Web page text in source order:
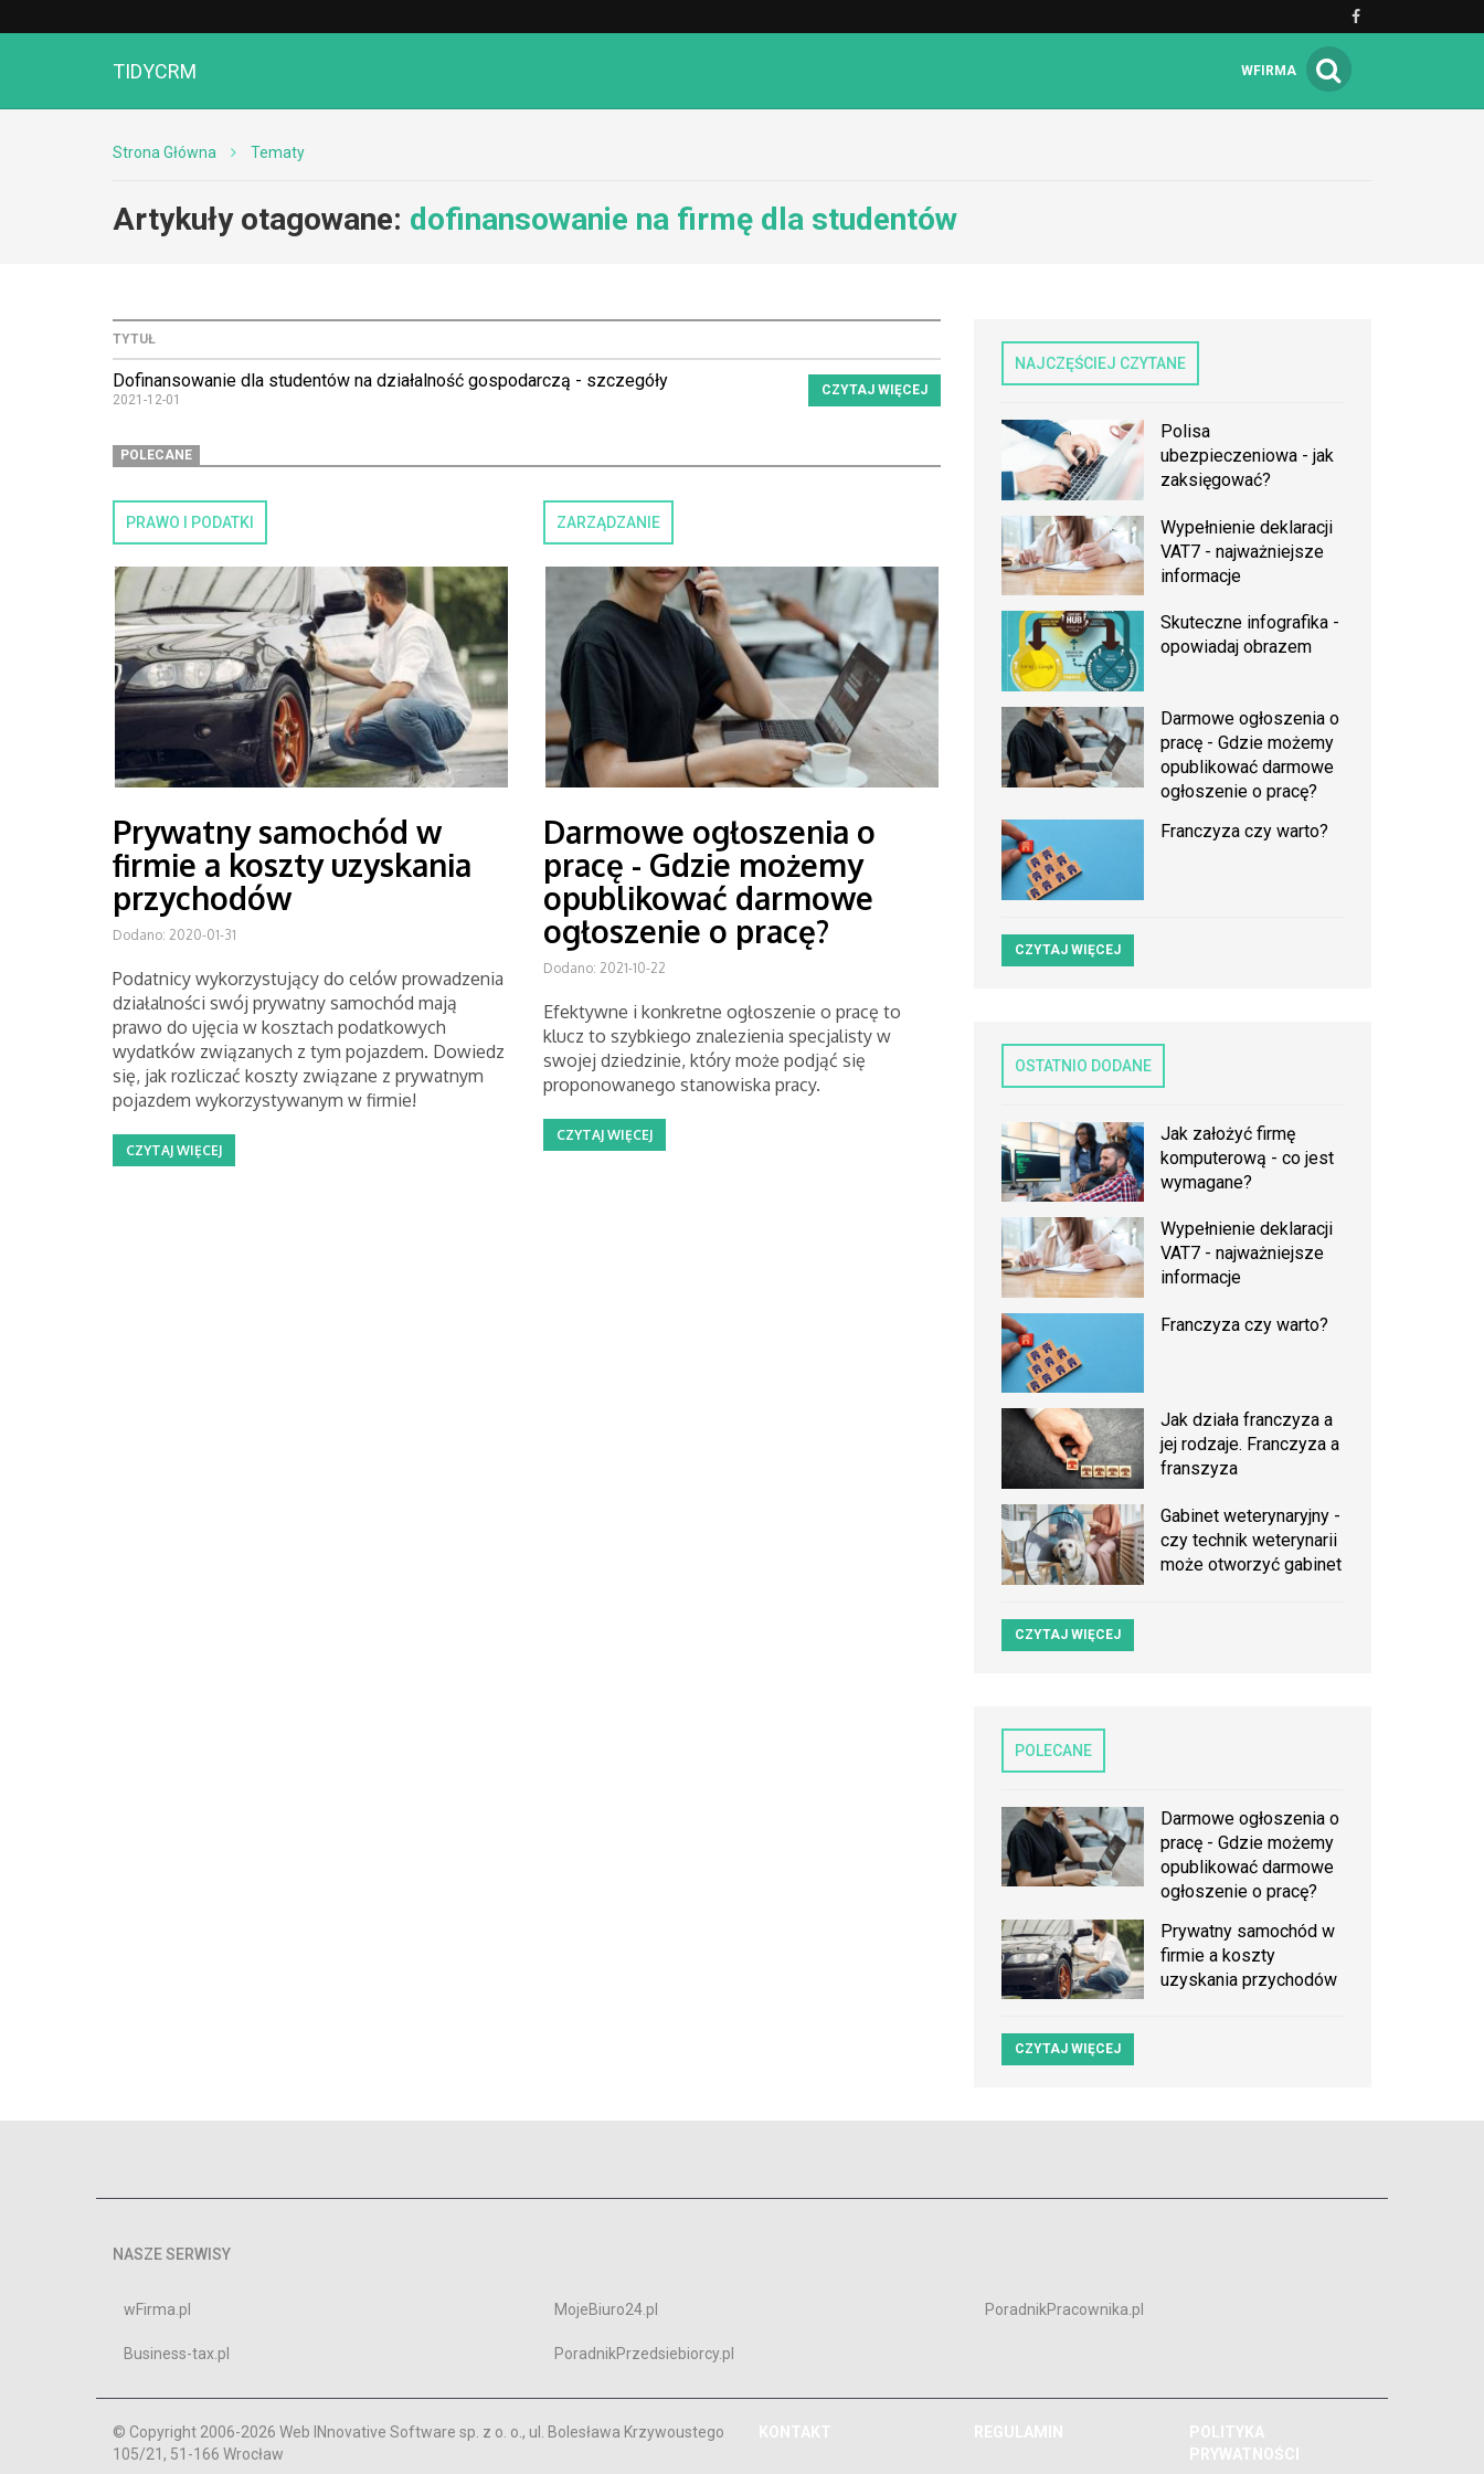
TIDYCRM WFIRMA
Strona Główna Tematy
Artykuły otagowane: dofinansowanie na firmę dla studentów
TYTUŁ
Dofinansowanie dla studentów na działalność gospodarczą - szczegóły
2021-12-01
CZYTAJ WIĘCEJ
POLECANE
PRAWO I PODATKI
Prywatny samochód w
firmie a koszty uzyskania
przychodów
Dodano: 2020-01-31
Podatnicy wykorzystujący do celów prowadzenia
działalności swój prywatny samochód mają
prawo do ujęcia w kosztach podatkowych
wydatków związanych z tym pojazdem. Dowiedz
się, jak rozliczać koszty związane z prywatnym
pojazdem wykorzystywanym w firmie!
CZYTAJ WIĘCEJ
ZARZĄDZANIE
Darmowe ogłoszenia o
pracę - Gdzie możemy
opublikować darmowe
ogłoszenie o pracę?
Dodano: 2021-10-22
Efektywne i konkretne ogłoszenie o pracę to
klucz to szybkiego znalezienia specjalisty w
swojej dziedzinie, który może podjąć się
proponowanego stanowiska pracy.
CZYTAJ WIĘCEJ
NAJCZĘŚCIEJ CZYTANE
Polisa
ubezpieczeniowa - jak
zaksięgować?
Wypełnienie deklaracji
VAT7 - najważniejsze
informacje
Skuteczne infografika -
opowiadaj obrazem
Darmowe ogłoszenia o
pracę - Gdzie możemy
opublikować darmowe
ogłoszenie o pracę?
Franczyza czy warto?
CZYTAJ WIĘCEJ
OSTATNIO DODANE
Jak założyć firmę
komputerową - co jest
wymagane?
Wypełnienie deklaracji
VAT7 - najważniejsze
informacje
Franczyza czy warto?
Jak działa franczyza a
jej rodzaje. Franczyza a
franszyza
Gabinet weterynaryjny -
czy technik weterynarii
może otworzyć gabinet
CZYTAJ WIĘCEJ
POLECANE
Darmowe ogłoszenia o
pracę - Gdzie możemy
opublikować darmowe
ogłoszenie o pracę?
Prywatny samochód w
firmie a koszty
uzyskania przychodów
CZYTAJ WIĘCEJ
NASZE SERWISY
wFirma.pl
Business-tax.pl
MojeBiuro24.pl
PoradnikPrzedsiebiorcy.pl
PoradnikPracownika.pl
© Copyright 2006-2026 Web INnovative Software sp. z o. o., ul. Bolesława Krzywoustego
105/21, 51-166 Wrocław
KONTAKT REGULAMIN
POLITYKA
PRYWATNOŚCI